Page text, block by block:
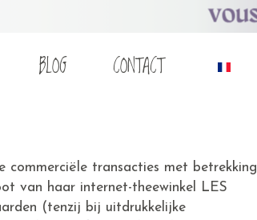
BLOG CONTACT
commerciële transacties met betrekking
van haar internet-theewinkel LES
(tenzij bij uitdrukkelijke